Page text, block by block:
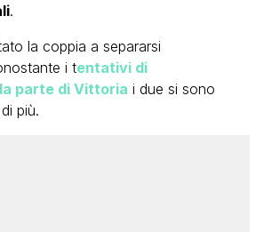
.
la coppia a separarsi
i tentativi di
parte di Vittoria i due si sono
più.